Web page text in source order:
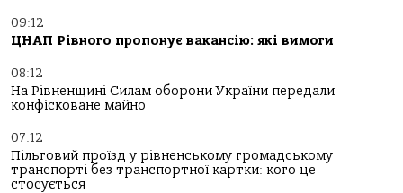
09:12
ЦНАП Рівного пропонує вакансію: які вимоги
08:12
На Рівненщині Силам оборони України передали
конфісковане майно
07:12
Пільговий проїзд у рівненському громадському
транспорті без транспортної картки: кого це
стосується